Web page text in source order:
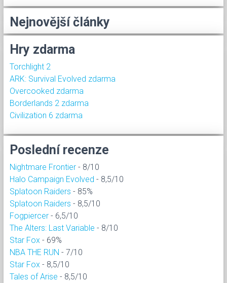
Nejnovější články
Hry zdarma
Torchlight 2
ARK: Survival Evolved zdarma
Overcooked zdarma
Borderlands 2 zdarma
Civilization 6 zdarma
Poslední recenze
Nightmare Frontier - 8/10
Halo Campaign Evolved - 8,5/10
Splatoon Raiders - 85%
Splatoon Raiders - 8,5/10
Fogpiercer - 6,5/10
The Alters: Last Variable - 8/10
Star Fox - 69%
NBA THE RUN - 7/10
Star Fox - 8,5/10
Tales of Arise - 8,5/10